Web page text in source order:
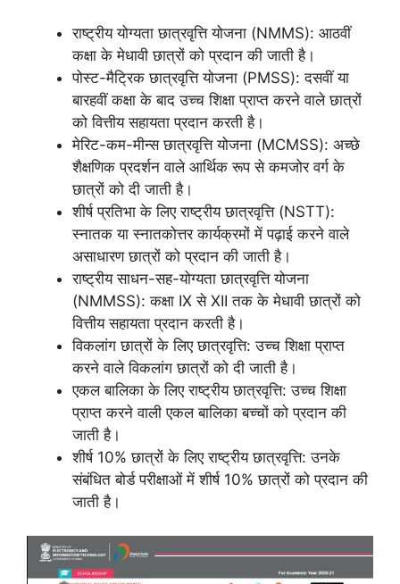
राष्ट्रीय योग्यता छात्रवृत्ति योजना (NMMS): आठवीं
कक्षा के मेधावी छात्रों को प्रदान की जाती है।
पोस्ट-मैट्रिक छात्रवृत्ति योजना (PMSS): दसवीं या
बारहवीं कक्षा के बाद उच्च शिक्षा प्राप्त करने वाले छात्रों
को वित्तीय सहायता प्रदान करती है।
मेरिट-कम-मीन्स छात्रवृत्ति योजना (MCMSS): अच्छे
शैक्षणिक प्रदर्शन वाले आर्थिक रूप से कमजोर वर्ग के
छात्रों को दी जाती है।
शीर्ष प्रतिभा के लिए राष्ट्रीय छात्रवृत्ति (NSTT):
स्नातक या स्नातकोत्तर कार्यक्रमों में पढ़ाई करने वाले
असाधारण छात्रों को प्रदान की जाती है।
राष्ट्रीय साधन-सह-योग्यता छात्रवृत्ति योजना
(NMMSS): कक्षा IX से XII तक के मेधावी छात्रों को
वित्तीय सहायता प्रदान करती है।
विकलांग छात्रों के लिए छात्रवृत्ति: उच्च शिक्षा प्राप्त
करने वाले विकलांग छात्रों को दी जाती है।
एकल बालिका के लिए राष्ट्रीय छात्रवृत्ति: उच्च शिक्षा
प्राप्त करने वाली एकल बालिका बच्चों को प्रदान की
जाती है।
शीर्ष 10% छात्रों के लिए राष्ट्रीय छात्रवृत्ति: उनके
संबंधित बोर्ड परीक्षाओं में शीर्ष 10% छात्रों को प्रदान की
जाती है।